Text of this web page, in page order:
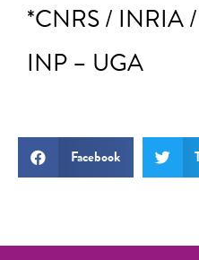
*CNRS / INRIA
INP – UGA
Facebook